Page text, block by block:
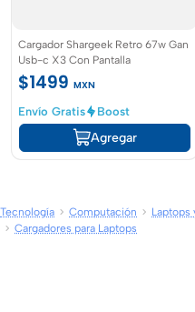
Cargador Shargeek Retro 67w Gan
Usb-c X3 Con Pantalla
$1499 MXN
Envío Gratis
Boost
Agregar
Tecnología Computación Laptops
Cargadores para Laptops